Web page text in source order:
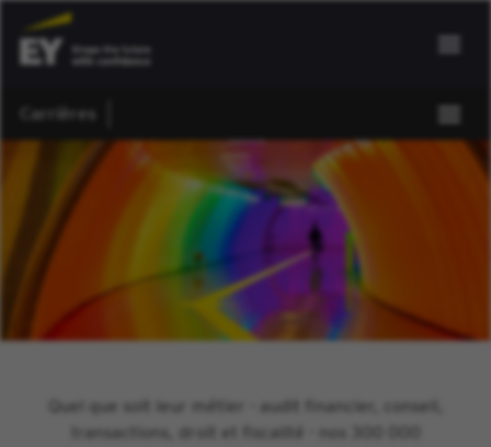
Carrières
Quel que soit leur métier - audit financier, conseil,
transactions, droit et fiscalité - nos 300 000